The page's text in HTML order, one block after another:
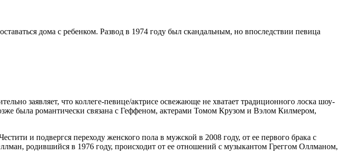
дома с ребенком. Развод в 1974 году был скандальным, но впоследствии певица
заявляет, что коллеге-певице/актрисе освежающе не хватает традиционного лоска шоу-
была романтически связана с Геффеном, актерами Томом Крузом и Вэлом Килмером,
и подвергся переходу женского пола в мужской в 2008 году, от ее первого брака с
родившийся в 1976 году, происходит от ее отношений с музыкантом Греггом Оллманом,